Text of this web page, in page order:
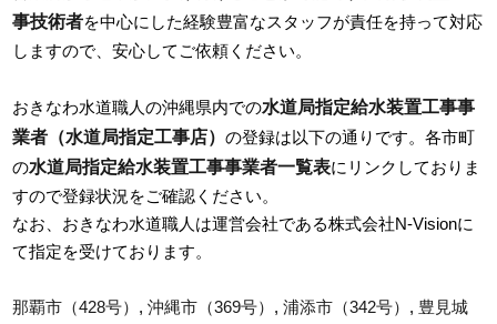
事技術者を中心にした経験豊富なスタッフが責任を持って対応
しますので、安心してご依頼ください。
おきなわ水道職人の沖縄県内での水道局指定給水装置工事事
業者（水道局指定工事店）の登録は以下の通りです。各市町
の水道局指定給水装置工事事業者一覧表にリンクしておりま
すので登録状況をご確認ください。
なお、おきなわ水道職人は運営会社である株式会社N-Visionに
て指定を受けております。
那覇市（428号） ,沖縄市（369号） ,浦添市（342号） , 豊見城